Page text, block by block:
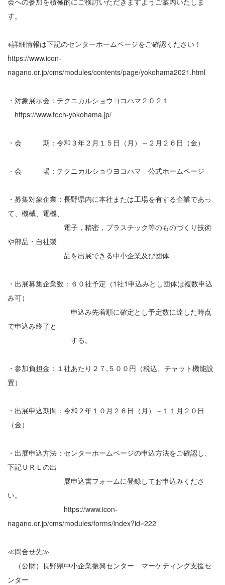
す。
※詳細情報は下記のセンターホームページをご確認ください！
https://www.icon-
nagano.or.jp/cms/modules/contents/page/yokohama2021.html
・対象展示会：テクニカルショウヨコハマ２０２１
https://www.tech-yokohama.jp/
・会 期：令和３年２月１５日（月）～２月２６日（金）
・会 場：テクニカルショウヨコハマ 公式ホームページ
・募集対象企業：長野県内に本社または工場を有する企業であっ
て、機械、電機、
電子，精密，プラスチック等のものづくり技術
や部品・自社製
品を出展できる中小企業及び団体
・出展募集企業数：６０社予定（1社1申込みとし団体は複数申込
み可）
申込み先着順に確定とし予定数に達した時点
で申込み終了と
する。
・参加負担金：１社あたり２７,５００円（税込、チャット機能設
置）
・出展申込期間：令和２年１０月２６日（月）～１１月２０日
（金）
・出展申込方法：センターホームページの申込方法をご確認し、
下記ＵＲＬの出
展申込書フォームに登録してお申込みくださ
い。
https://www.icon-
nagano.or.jp/cms/modules/forms/index?id=222
≪問合せ先≫
（公財）長野県中小企業振興センター マーケティング支援セ
ンター